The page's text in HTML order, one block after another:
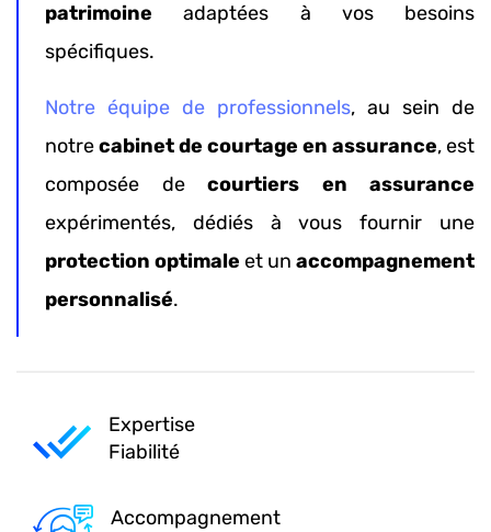
patrimoine adaptées à vos besoins
spécifiques.
Notre équipe de professionnels, au sein de
notrecabinet de courtage en assurance, est
composée de courtiers en assurance
expérimentés, dédiés à vous fournir une
protection optimale et un accompagnement
personnalisé.
Expertise
Fiabilité
Accompagnement